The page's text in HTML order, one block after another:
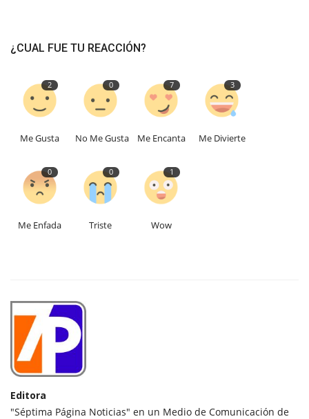
¿CUAL FUE TU REACCIÓN?
2
Me Gusta
0
No Me Gusta
7
Me Encanta
3
Me Divierte
0
Me Enfada
0
Triste
1
Wow
Editora
"Séptima Página Noticias" en un Medio de Comunicación de